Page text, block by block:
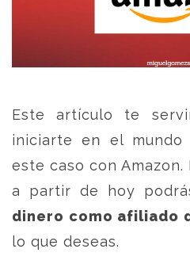
Este artículo te
iniciarte en el
este caso con
a partir de hoy
dinero como afiliado
lo que deseas.